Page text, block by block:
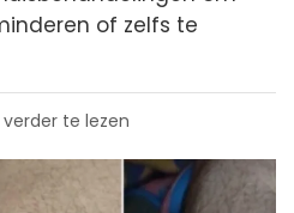
of zelfs te
te lezen